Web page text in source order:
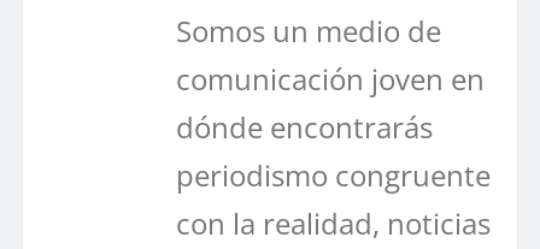
Somos un medio de
comunicación joven en
dónde encontrarás
periodismo congruente
con la realidad, noticias